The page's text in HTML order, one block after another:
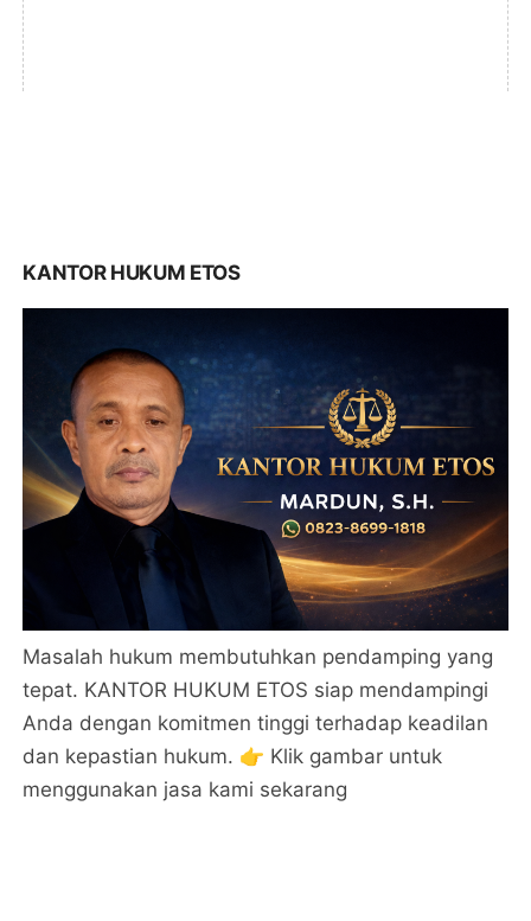
KANTOR HUKUM ETOS
Masalah hukum membutuhkan pendamping yang
tepat. KANTOR HUKUM ETOS siap mendampingi
Anda dengan komitmen tinggi terhadap keadilan
dan kepastian hukum. 👉 Klik gambar untuk
menggunakan jasa kami sekarang